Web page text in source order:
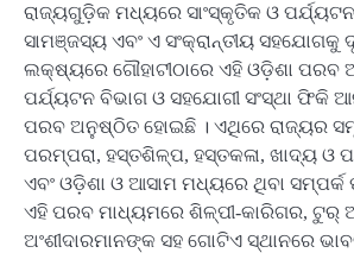
ରାଜ୍ୟଗୁଡ଼ିକ ମଧ୍ୟରେ ସାଂସ୍କୃତିକ ଓ
ସାମଞ୍ଜସ୍ୟ ଏବଂ ଏ ସଂକ୍ରାନ୍ତୀୟ ସହଯୋଗକୁ
ଲକ୍ଷ୍ୟରେ ଗୌହାଟୀଠାରେ ଏହି ଓଡ଼ିଶା ପରବ
ପର୍ଯ୍ୟଟନ ବିଭାଗ ଓ ସହଯୋଗୀ ସଂସ୍ଥା ଫିକି
ପରବ ଅନୁଷ୍ଠିତ ହୋଇଛି । ଏଥିରେ ରାଜ୍ୟର
ପରମ୍ପରା, ହସ୍ତଶିଳ୍ପ, ହସ୍ତକଳା, ଖାଦ୍ୟ ଓ
ଏବଂ ଓଡ଼ିଶା ଓ ଆସାମ ମଧ୍ୟରେ ଥିବା ସମ୍ପର୍କ
ଏହି ପରବ ମାଧ୍ୟମରେ ଶିଳ୍ପୀ-କାରିଗର, ଟୁର୍
ଅଂଶୀଦାରମାନଙ୍କ ସହ ଗୋଟିଏ ସ୍ଥାନରେ